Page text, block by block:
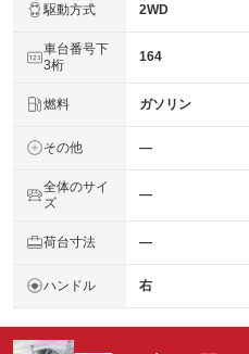
駆動方式 2WD
車台番号下
3桁
164
燃料 ガソリン
その他 ―
全体のサイ
ズ
―
荷台寸法 ―
ハンドル 右